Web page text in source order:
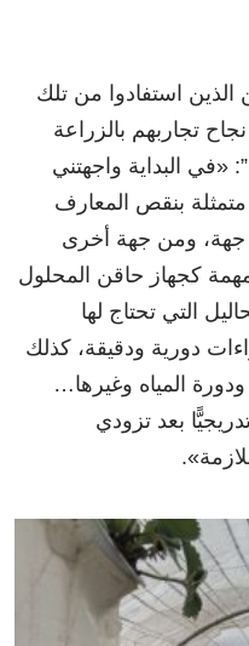
استفادوا من تلك
تجاربهم بالزراعة
«في البداية واجهتني
بنقص المعارف
جهة، ومن جهة أخرى
كجهاز حاقن المحلول
التي تحتاج لها
دورية ودقيقة، كذلك
المياه وغيرها…
بعد تزودي